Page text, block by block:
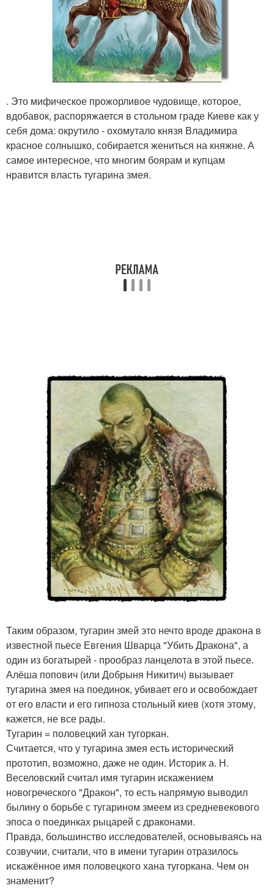
. Это мифическое прожорливое чудовище, которое,
вдобавок, распоряжается в стольном граде Киеве как у
себя дома: окрутило - охомутало князя Владимира
красное солнышко, собирается жениться на княжне. А
самое интересное, что многим боярам и купцам
нравится власть тугарина змея.
Таким образом, тугарин змей это нечто вроде дракона в
известной пьесе Евгения Шварца "Убить Дракона", а
один из богатырей - прообраз ланцелота в этой пьесе.
Алёша попович (или Добрыня Никитич) вызывает
тугарина змея на поединок, убивает его и освобождает
от его власти и его гипноза стольный киев (хотя этому,
кажется, не все рады.
Тугарин = половецкий хан тугоркан.
Считается, что у тугарина змея есть исторический
прототип, возможно, даже не один. Историк а. Н.
Веселовский считал имя тугарин искажением
новогреческого "Дракон", то есть напрямую выводил
былину о борьбе с тугарином змеем из средневекового
эпоса о поединках рыцарей с драконами.
Правда, большинство исследователей, основываясь на
созвучии, считали, что в имени тугарин отразилось
искажённое имя половецкого хана тугоркана. Чем он
знаменит?